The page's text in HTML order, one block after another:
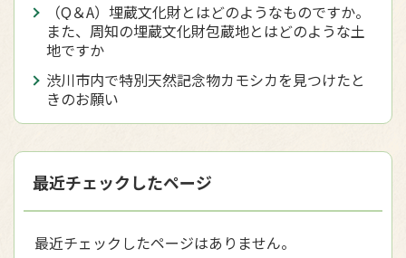
（Q＆A）埋蔵文化財とはどのようなものですか。
また、周知の埋蔵文化財包蔵地とはどのような土
地ですか
渋川市内で特別天然記念物カモシカを見つけたと
きのお願い
最近チェックしたページ
最近チェックしたページはありません。